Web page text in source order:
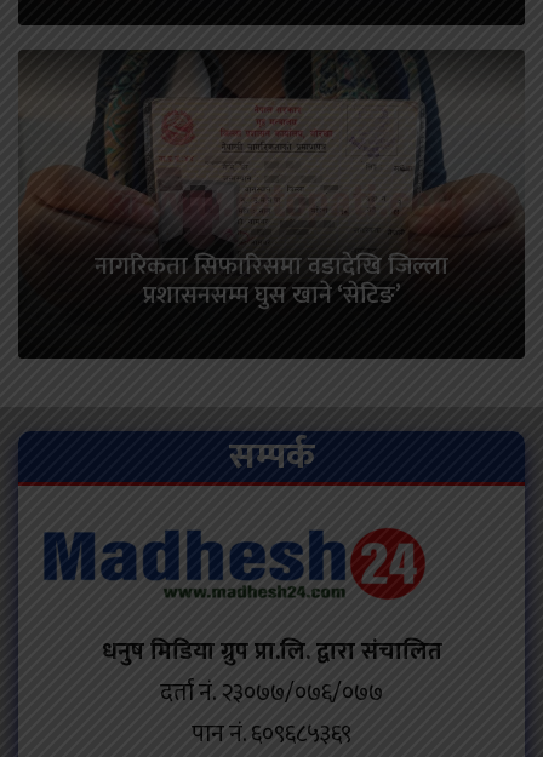
नागरिकता सिफारिसमा वडादेखि जिल्ला
प्रशासनसम्म घुस खाने ‘सेटिङ’
सम्पर्क
धनुष मिडिया ग्रुप प्रा.लि. द्वारा संचालित
दर्ता नं. २३०७७/०७६/०७७
पान नं. ६०९६८५३६९